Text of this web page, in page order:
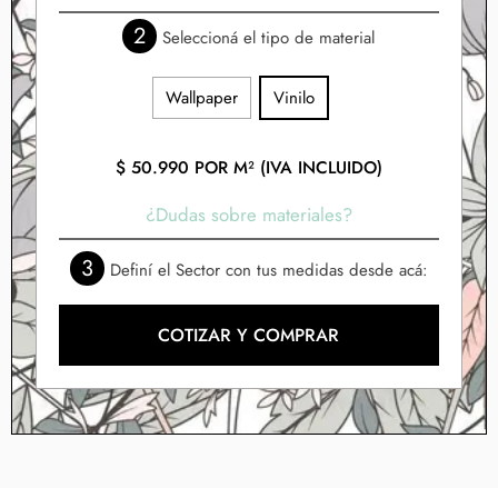
2 Seleccioná el tipo de material
Wallpaper Vinilo
$50.990 POR M² (IVA INCLUIDO)
¿Dudas sobre materiales?
3 Definí el Sector con tus medidas desde acá:
COTIZAR Y COMPRAR